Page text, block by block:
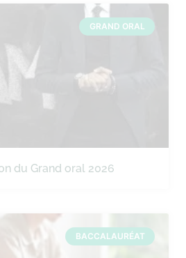
GRAND ORAL
du Grand oral 2026
BACCALAURÉAT